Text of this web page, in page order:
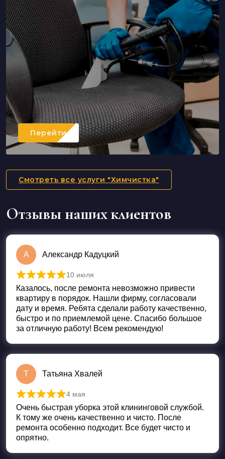
Перейти
Смотреть все услуги "Химчистка"
Отзывы наших клиентов
А Александр Кадуцкий
Оценка
10 июля
Казалось, после ремонта невозможно привести
квартиру в порядок. Нашли фирму, согласовали
дату и время. Ребята сделали работу качественно,
быстро и по приемлемой цене. Спасибо большое
за отличную работу! Всем рекомендую!
Т Татьяна Хвалей
Оценка
4 мая
Очень быстрая уборка этой клининговой службой.
К тому же очень качественно и чисто. После
ремонта особенно подходит. Все будет чисто и
опрятно.